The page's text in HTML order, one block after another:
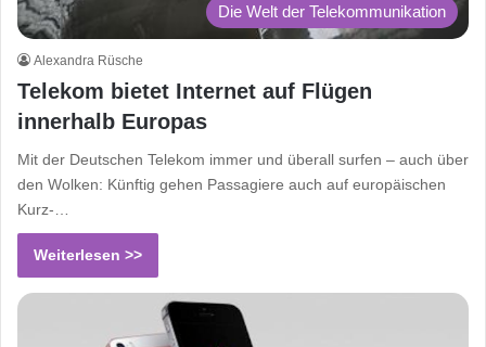
Die Welt der Telekommunikation
Alexandra Rüsche
Telekom bietet Internet auf Flügen
innerhalb Europas
Mit der Deutschen Telekom immer und überall surfen – auch über
den Wolken: Künftig gehen Passagiere auch auf europäischen
Kurz-…
Weiterlesen >>